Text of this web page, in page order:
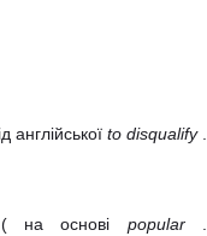
англійської to disqualify.
( на основі popular.